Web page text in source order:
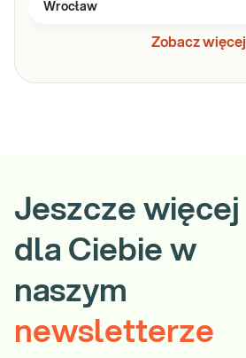
Wrocław
Zobacz więcej
Jeszcze więcej
dla Ciebie w
naszym
newsletterze